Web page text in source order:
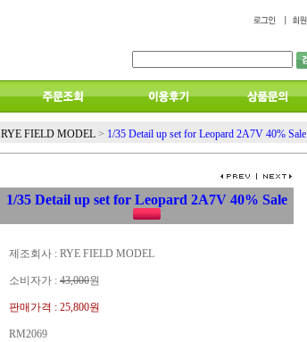
RYE FIELD MODEL > 1/35 Detail up set for Leopard 2A7V 40% Sale
1/35 Detail up set for Leopard 2A7V 40% Sale
제조회사 : RYE FIELD MODEL
소비자가 : 43,000원
판매가격 : 25,800원
RM2069